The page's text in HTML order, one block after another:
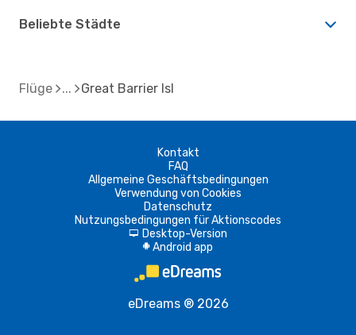
Beliebte Städte
Flüge Great Barrier Isl
Kontakt
FAQ
Allgemeine Geschäftsbedingungen
Verwendung von Cookies
Datenschutz
Nutzungsbedingungen für Aktionscodes
d Desktop-Version
A Android app
eDreams ® 2026